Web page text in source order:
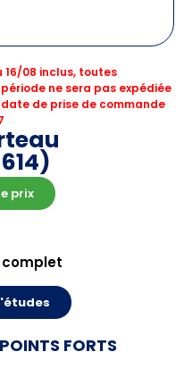
16/08 inclus, toutes
ne sera pas expédiée
de prise de commande
prix
complet
FORTS